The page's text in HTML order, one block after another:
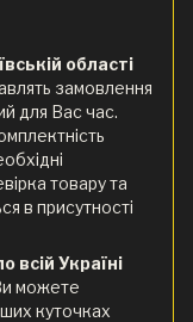
області
замовлення
для Вас час.
товару та
в присутності
всій Україні
можете
куточках